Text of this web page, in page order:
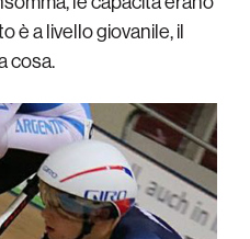
è a livello giovanile, il
cosa.